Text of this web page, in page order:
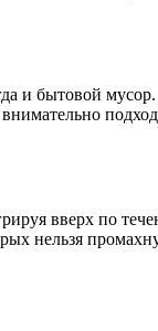
и бытовой
вверх по
нельзя